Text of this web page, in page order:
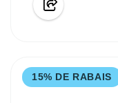
15% DE RABAIS